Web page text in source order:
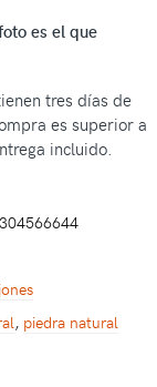
es el que
tres días de
es superior a
incluido.
, piedra natural